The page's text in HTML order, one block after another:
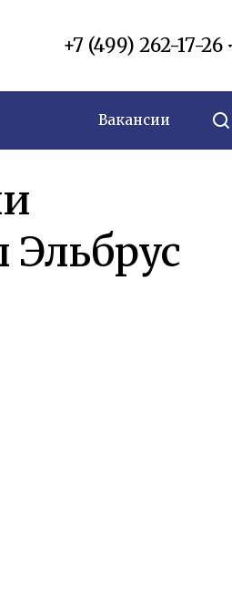
+7 (499) 262-17-26
Вакансии